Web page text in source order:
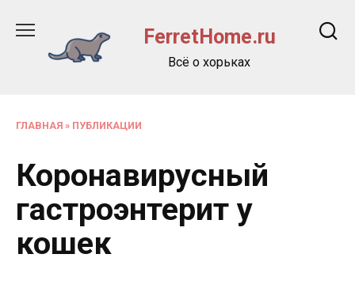
содержанию
FerretHome.ru
Всё о хорьках
ГЛАВНАЯ » ПУБЛИКАЦИИ
Коронавирусный
гастроэнтерит у
кошек